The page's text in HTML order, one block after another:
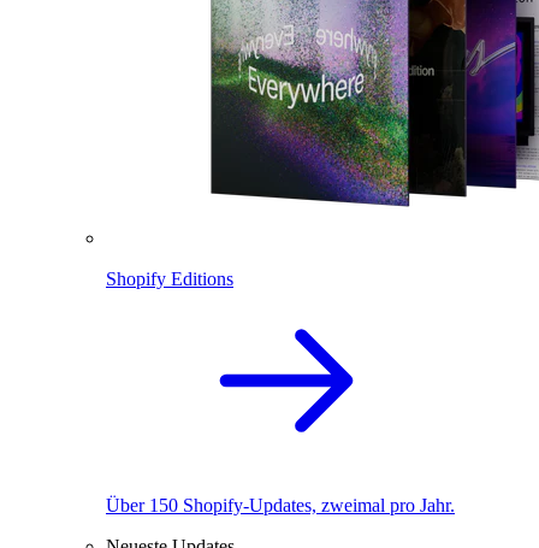
Shopify Editions
Über 150 Shopify-Updates, zweimal pro Jahr.